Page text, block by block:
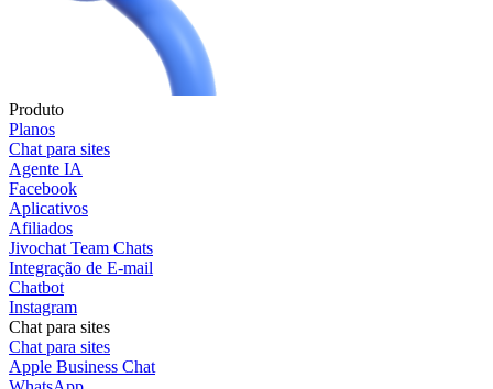
Produto
Planos
Chat para sites
Agente IA
Facebook
Aplicativos
Afiliados
Jivochat Team Chats
Integração de E-mail
Chatbot
Instagram
Chat para sites
Chat para sites
Apple Business Chat